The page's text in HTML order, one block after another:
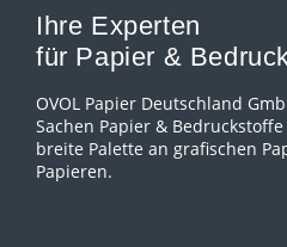
Ihre Experten
für Papier &
OVOL Papier Deutschland
Sachen Papier &
breite Palette an grafischen
Papieren.